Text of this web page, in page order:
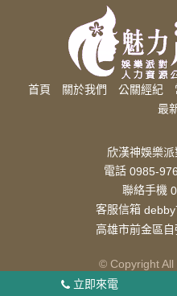
首頁 關於我們 公關經紀
最
欣漢神娛樂
電話 0985-
聯絡手機
客服信箱
高雄市前金區
© Copyright All
可以放心的高雄經紀公司公司，如果
立即來電